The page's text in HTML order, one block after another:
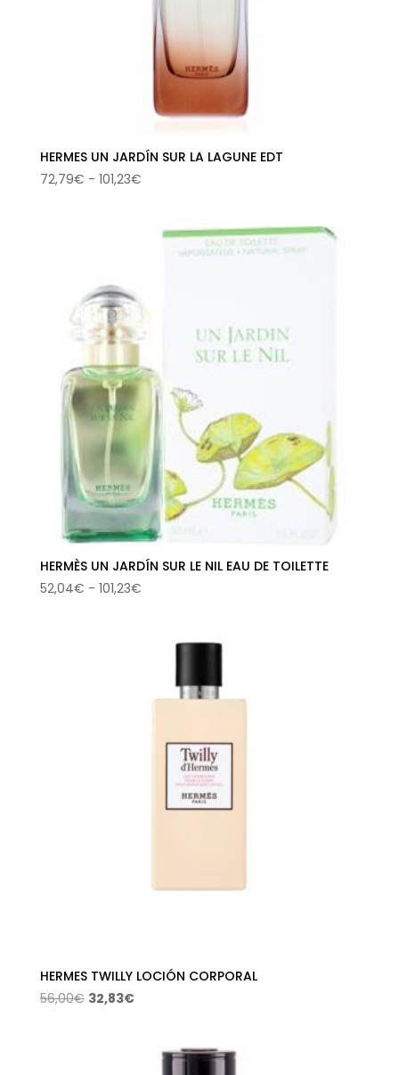
HERMES UN JARDÍN SUR LA LAGUNE EDT
72,79€ - 101,23€Rango
desde
72,79€
HERMÈS UN JARDÍN SUR LE NIL EAU DE TOILETTE
52,04€ - 101,23€Rango
desde
hasta
HERMES TWILLY LOCIÓN CORPORAL
56,00€ El
32,83€El